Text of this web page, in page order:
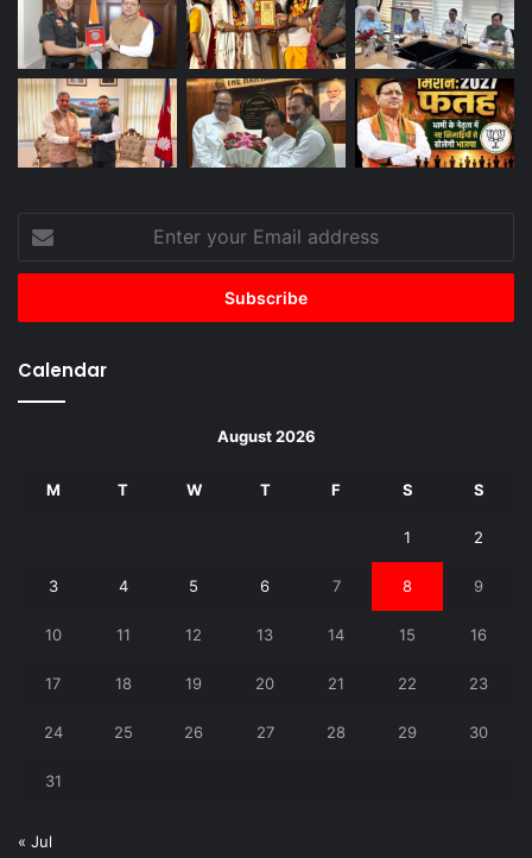
your
Email
Calendar
August 2026
M T W T F S S
1 2
3 4 5 6 7 8 9
10 11 12 13 14 15 16
17 18 19 20 21 22 23
24 25 26 27 28 29 30
31
« Jul